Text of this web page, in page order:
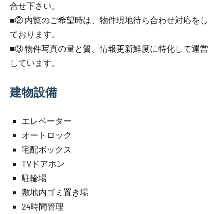
合せ下さい。
■② 内覧のご希望時は、物件現地待ち合わせ対応をし
ております。
■③ 物件写真の量と質、情報更新鮮度に特化して運営
しています。
建物設備
エレベーター
オートロック
宅配ボックス
TVドアホン
駐輪場
敷地内ゴミ置き場
24時間管理